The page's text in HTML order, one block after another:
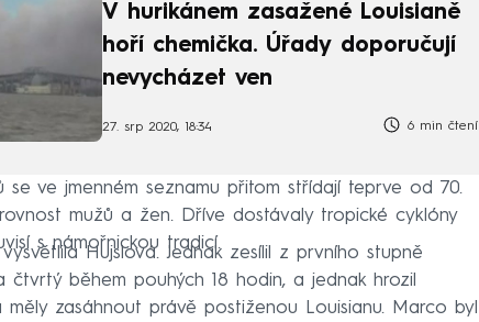
V hurikánem zasažené Louisianě
hoří chemička. Úřady doporučují
nevycházet ven
27. srp 2020, 18:34 6 min čtení
se ve jmenném seznamu přitom střídají teprve od 70.
mužů a žen. Dříve dostávaly tropické cyklóny
s námořnickou tradicí.
Hujslová. Jednak zesílil z prvního stupně
čtvrtý během pouhých 18 hodin, a jednak hrozil
zasáhnout právě postiženou Louisianu. Marco byl